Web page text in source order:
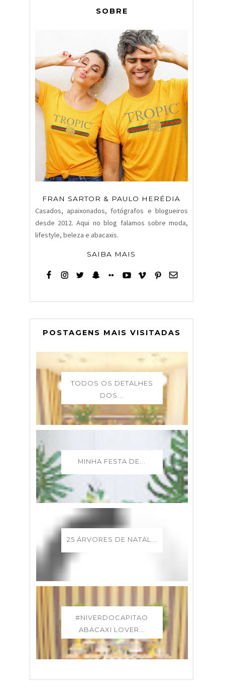
SOBRE
FRAN SARTOR & PAULO HERÉDIA
Casados, apaixonados, fotógrafos e blogueiros
desde 2012. Aqui no blog falamos sobre moda,
lifestyle, beleza e abacaxis.
SAIBA MAIS
POSTAGENS MAIS VISITADAS
TODOS OS DETALHES
DOS...
MINHA FESTA DE...
25 ÁRVORES DE NATAL...
#NIVERDOCAPITAO
ABACAXI LOVER...